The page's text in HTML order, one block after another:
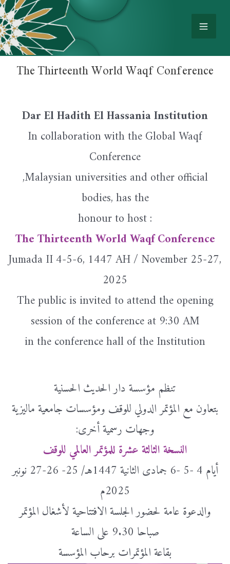
The Thirteenth World Waqf Conference
Dar El Hadith El Hassania Institution
In collaboration with the Global Waqf
Conference
,Malaysian universities and other official
bodies, has the
honour to host :
The Thirteenth World Waqf Conference
Jumada II 4-5-6, 1447 AH / November 25-27,
2025
The public is invited to attend the opening
session of the conference at 9:30 AM
in the conference hall of the Institution
تنظم مؤسسة دار الحديث الحسنية
بتعاون مع المؤتمر الدولي للوقف ومؤسسات جامعية ماليزية
وجهات رسمية أخرى:
النسخة الثالثة عشرة للمؤتمر العالمي للوقف
أيام 4 -5 -6 جمادى الثانية 1447هـ/ 25- 26-27 نونبر
2025م
والدعوة عامة لحضور الجلسة الافتتاحية لأشغال المؤتمر
صباحا 9.30 على الساعة
بقاعة المؤتمرات برحاب المؤسسة